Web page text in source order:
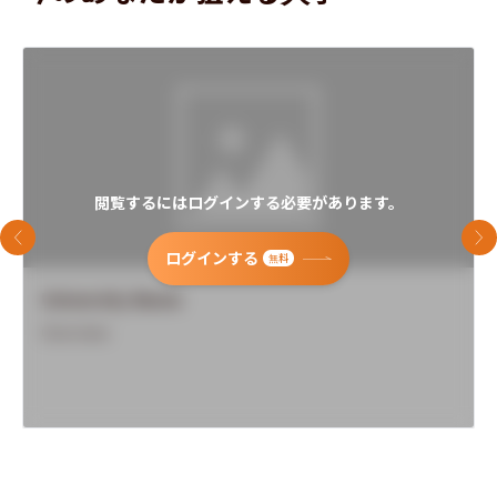
閲覧するにはログインする必要があります。
ログインする 無料
前のスライド 次